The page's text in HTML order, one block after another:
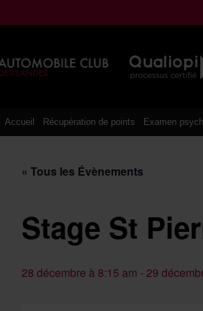
Accueil Récupération de points Examen
« Tous les Évènements
Stage St
28 décembre à 8:15 am - 29